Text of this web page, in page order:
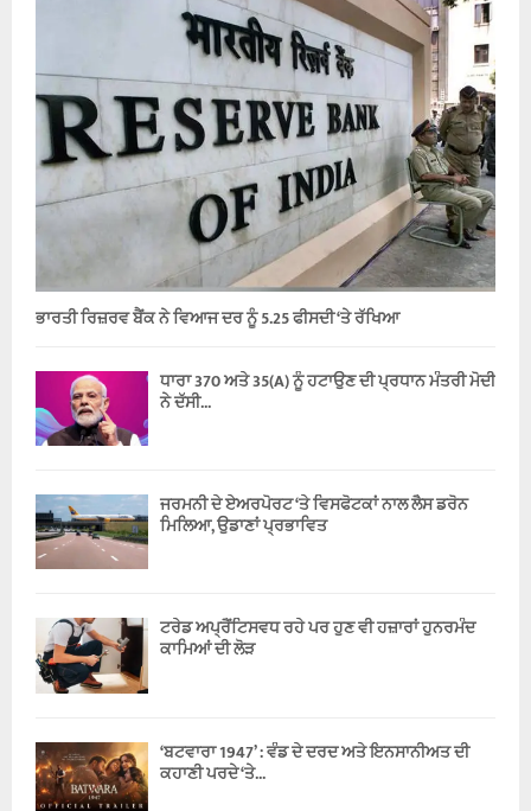
ਭਾਰਤੀ ਰਿਜ਼ਰਵ ਬੈਂਕ ਨੇ ਵਿਆਜ ਦਰ ਨੂੰ 5.25 ਫੀਸਦੀ ‘ਤੇ ਰੱਖਿਆ
ਧਾਰਾ 370 ਅਤੇ 35(A) ਨੂੰ ਹਟਾਉਣ ਦੀ ਪ੍ਰਧਾਨ ਮੰਤਰੀ ਮੋਦੀ
ਨੇ ਦੱਸੀ...
ਜਰਮਨੀ ਦੇ ਏਅਰਪੋਰਟ ‘ਤੇ ਵਿਸਫੋਟਕਾਂ ਨਾਲ ਲੈਸ ਡਰੋਨ
ਮਿਲਿਆ, ਉਡਾਣਾਂ ਪ੍ਰਭਾਵਿਤ
ਟਰੇਡ ਅਪ੍ਰੈਂਟਿਸਵਧ ਰਹੇ ਪਰ ਹੁਣ ਵੀ ਹਜ਼ਾਰਾਂ ਹੁਨਰਮੰਦ
ਕਾਮਿਆਂ ਦੀ ਲੋੜ
‘ਬਟਵਾਰਾ 1947’ : ਵੰਡ ਦੇ ਦਰਦ ਅਤੇ ਇਨਸਾਨੀਅਤ ਦੀ
ਕਹਾਣੀ ਪਰਦੇ ‘ਤੇ...